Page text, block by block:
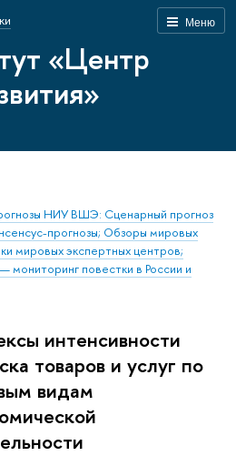
Меню
«Центр
НИУ ВШЭ: Сценарный прогноз
прогнозы; Обзоры мировых
мировых экспертных центров;
повестки в России и
интенсивности
товаров и услуг по
видам